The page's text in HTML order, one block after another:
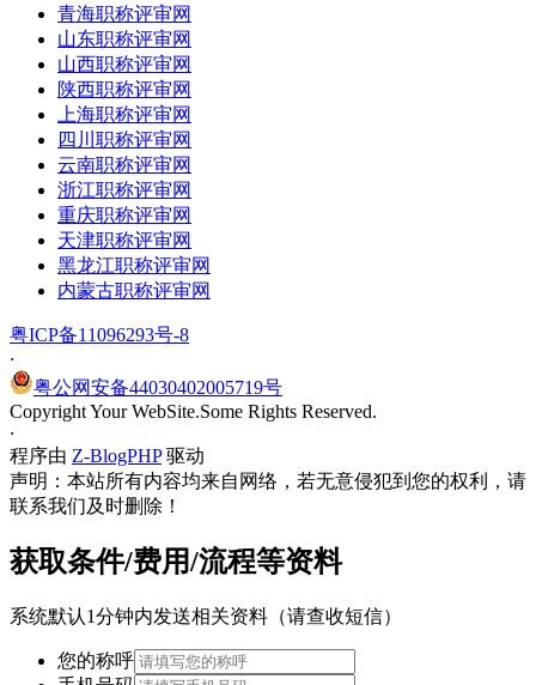
青海职称评审网
山东职称评审网
山西职称评审网
陕西职称评审网
上海职称评审网
四川职称评审网
云南职称评审网
浙江职称评审网
重庆职称评审网
天津职称评审网
黑龙江职称评审网
内蒙古职称评审网
粤ICP备11096293号-8
·
粤公网安备44030402005719号
Copyright Your WebSite.Some Rights Reserved.
·
程序由 Z-BlogPHP驱动
声明：本站所有内容均来自网络，若无意侵犯到您的权利，请
联系我们及时删除！
获取条件/费用/流程等资料
系统默认1分钟内发送相关资料（请查收短信）
您的称呼